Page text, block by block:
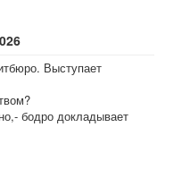
Выступает
бодро докладывает